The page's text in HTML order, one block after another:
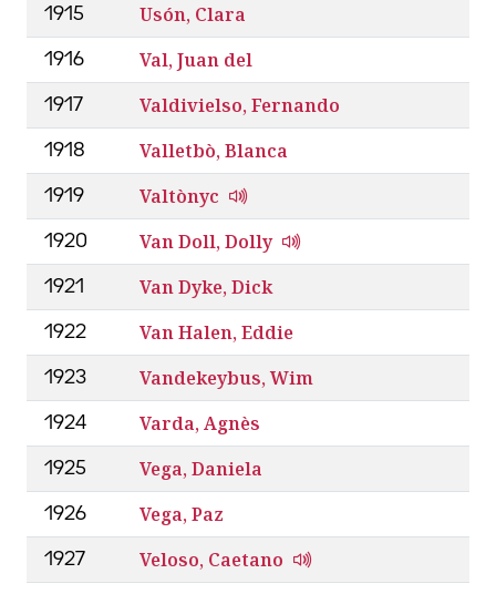
1915 Usón, Clara
1916 Val, Juan del
1917 Valdivielso, Fernando
1918 Valletbò, Blanca
1919 Valtònyc
1920 Van Doll, Dolly
1921 Van Dyke, Dick
1922 Van Halen, Eddie
1923 Vandekeybus, Wim
1924 Varda, Agnès
1925 Vega, Daniela
1926 Vega, Paz
1927 Veloso, Caetano